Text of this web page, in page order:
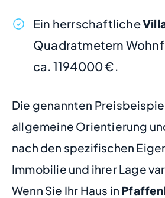
Ein herrschaftliche
Quadratmetern
ca. 1194000 €.
Die genannten
allgemeine Orientierung
nach den spezifischen
Immobilie und ihrer Lage
Wenn Sie Ihr Haus in